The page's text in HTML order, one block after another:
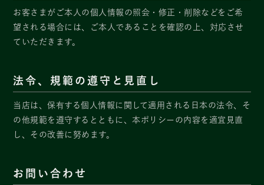
お客さまがご本人の個人情報の照会・修正・削除などをご希
望される場合には、ご本人であることを確認の上、対応させ
ていただきます。
法令、規範の遵守と見直し
当店は、保有する個人情報に関して適用される日本の法令、そ
の他規範を遵守するとともに、本ポリシーの内容を適宜見直
し、その改善に努めます。
お問い合わせ